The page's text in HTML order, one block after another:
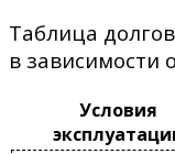
Таблица
в зависимости
Условия